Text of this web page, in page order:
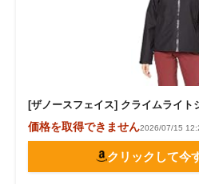
[ザノースフェイス] クライムライト
価格を取得できません2026/07/15
クリックして今